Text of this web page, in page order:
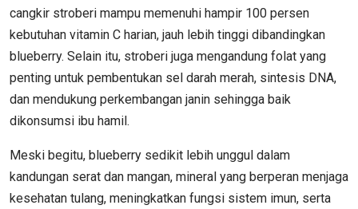
cangkir stroberi mampu memenuhi hampir 100 persen
kebutuhan vitamin C harian, jauh lebih tinggi dibandingkan
blueberry. Selain itu, stroberi juga mengandung folat yang
penting untuk pembentukan sel darah merah, sintesis DNA,
dan mendukung perkembangan janin sehingga baik
dikonsumsi ibu hamil.
Meski begitu, blueberry sedikit lebih unggul dalam
kandungan serat dan mangan, mineral yang berperan menjaga
kesehatan tulang, meningkatkan fungsi sistem imun, serta